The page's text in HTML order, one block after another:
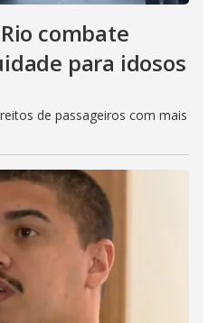
combate
para idosos
de passageiros com mais